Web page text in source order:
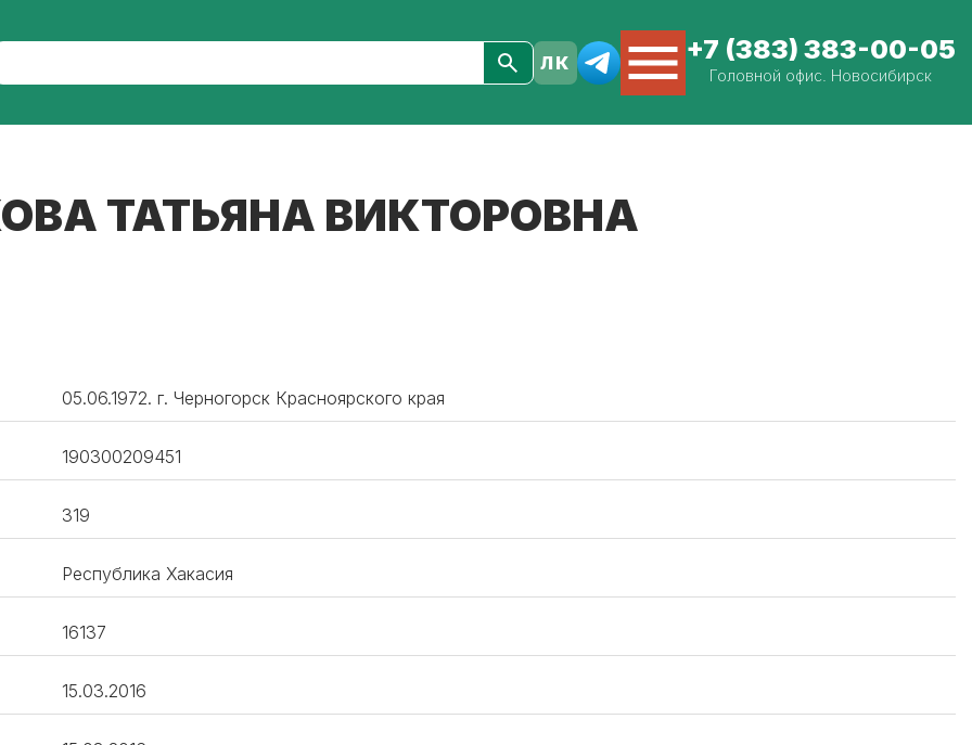
+7 (383) 383-00-05
Головной офис. Новосибирск
ТАТЬЯНА ВИКТОРОВНА
05.06.1972. г. Черногорск Красноярского края
190300209451
319
Республика Хакасия
16137
15.03.2016